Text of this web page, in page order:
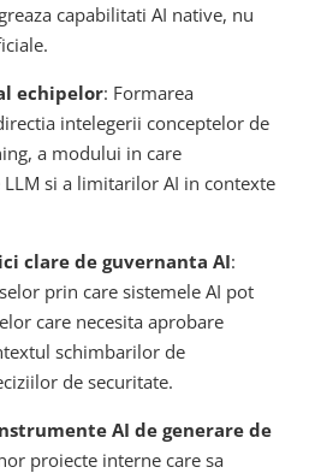
capabilitati AI native, nu
echipelor: Formarea
intelegerii conceptelor de
a modului in care
si a limitarilor AI in contexte
clare de guvernanta AI:
prin care sistemele AI pot
care necesita aprobare
schimbarilor de
de securitate.
AI de generare de
proiecte interne care sa